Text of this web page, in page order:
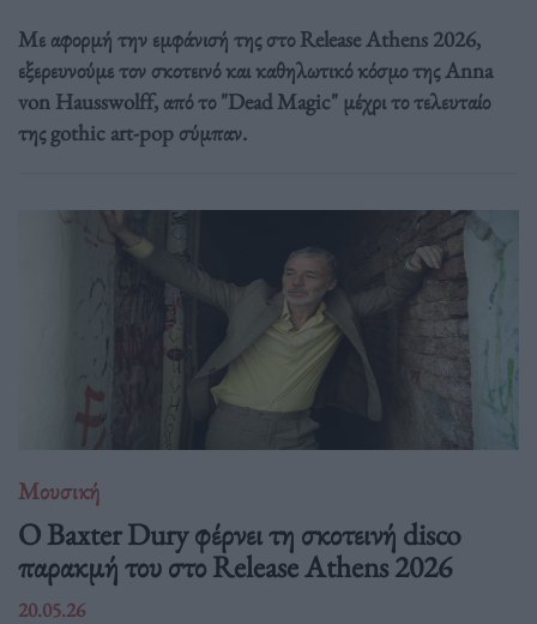
Με αφορμή την εμφάνισή της στο Release Athens 2026,
εξερευνούμε τον σκοτεινό και καθηλωτικό κόσμο της Anna
von Hausswolff, από το "Dead Magic" μέχρι το τελευταίο
της gothic art-pop σύμπαν.
Μουσική
Ο Baxter Dury φέρνει τη σκοτεινή disco
παρακμή του στο Release Athens 2026
20.05.26